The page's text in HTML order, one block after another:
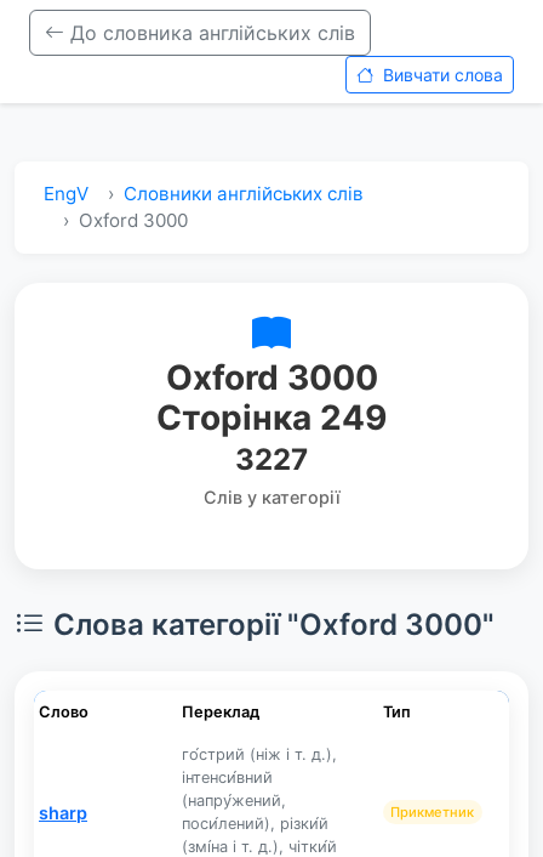
До словника англійських слів
Вивчати слова
EngV
Словники англійських слів
Oxford 3000
Oxford 3000
Сторінка 249
3227
Слів у категорії
Слова категорії "Oxford 3000"
Слово Переклад Тип
sharp
го́стрий (ніж і т. д.),
інтенси́вний
(напру́жений,
поси́лений), різки́й
(змі́на і т. д.), чітки́й
Прикметник